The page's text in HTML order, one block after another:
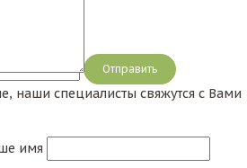
Сообщение
наши специалисты свяжутся с Вами
имя